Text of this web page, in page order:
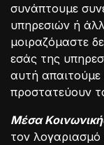
συνάπτουμε
υπηρεσιών ή
μοιραζόμαστε
εσάς της
αυτή απαιτούμε
προστατεύουν
Μέσα
τον